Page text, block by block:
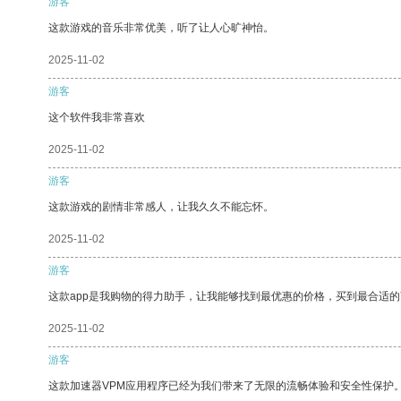
这款游戏的音乐非常优美，听了让人心旷神怡。
2025-11-02
游客
这个软件我非常喜欢
2025-11-02
游客
这款游戏的剧情非常感人，让我久久不能忘怀。
2025-11-02
游客
这款app是我购物的得力助手，让我能够找到最优惠的价格，买到最合适的
2025-11-02
游客
这款加速器VPM应用程序已经为我们带来了无限的流畅体验和安全性保护。